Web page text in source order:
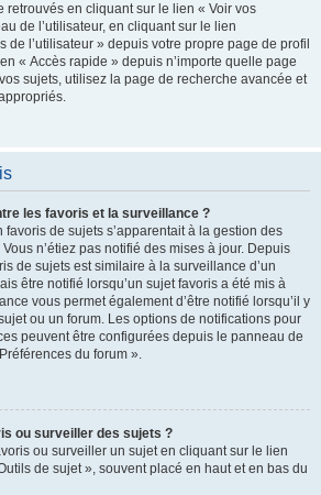
retrouvés en cliquant sur le lien « Voir vos
de l’utilisateur, en cliquant sur le lien
de l’utilisateur » depuis votre propre page de profil
« Accès rapide » depuis n’importe quelle page
sujets, utilisez la page de recherche avancée et
les favoris et la surveillance ?
de sujets s’apparentait à la gestion des
n’étiez pas notifié des mises à jour. Depuis
de sujets est similaire à la surveillance d’un
être notifié lorsqu’un sujet favoris a été mis à
vous permet également d’être notifié lorsqu’il y
ou un forum. Les options de notifications pour
peuvent être configurées depuis le panneau de
du forum ».
ou surveiller des sujets ?
ou surveiller un sujet en cliquant sur le lien
de sujet », souvent placé en haut et en bas du